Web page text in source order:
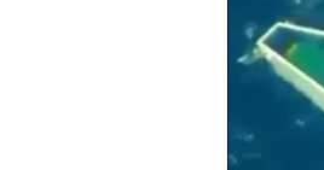
fuerzas
sumiendo
“Basta ya
a los